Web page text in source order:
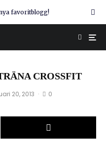
favoritblogg!
CROSSFIT
20, 2013 · 0